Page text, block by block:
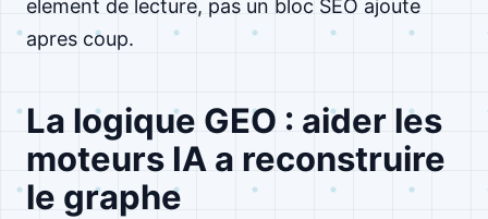
element de lecture, pas un bloc SEO ajoute
apres coup.
La logique GEO : aider les
moteurs IA a reconstruire
le graphe